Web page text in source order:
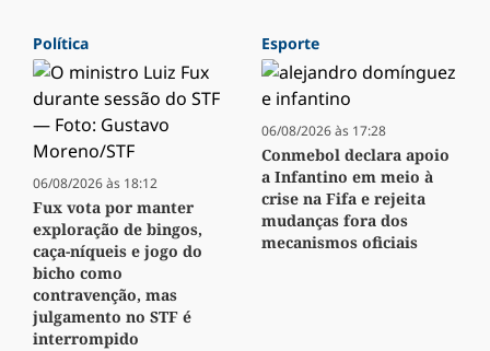
Política
06/08/2026 às 18:12
Fux vota por manter
exploração de bingos,
caça-níqueis e jogo do
bicho como
contravenção, mas
julgamento no STF é
interrompido
Esporte
06/08/2026 às 17:28
Conmebol declara apoio
a Infantino em meio à
crise na Fifa e rejeita
mudanças fora dos
mecanismos oficiais